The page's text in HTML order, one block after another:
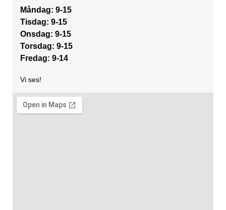
Måndag: 9-15
Tisdag: 9-15
Onsdag: 9-15
Torsdag: 9-15
Fredag: 9-14
Vi ses!